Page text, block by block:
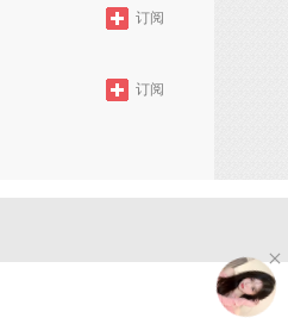
订阅
订阅